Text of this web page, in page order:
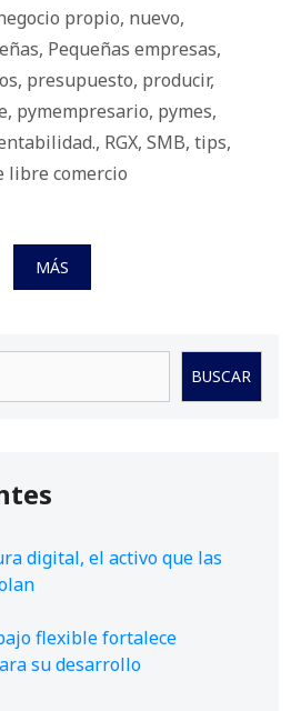
propio, nuevo,
, Pequeñas empresas,
, presupuesto, producir,
, pymempresario, pymes,
, RGX, SMB, tips,
libre comercio
MÁS
BUSCAR
digital, el activo que las
flexible fortalece
su desarrollo